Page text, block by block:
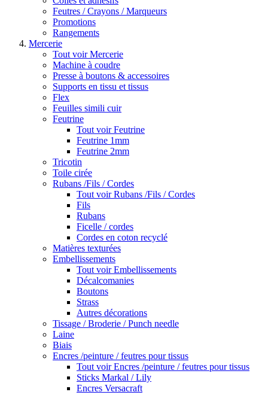
Feutres / Crayons / Marqueurs
Promotions
Rangements
Mercerie
Tout voir Mercerie
Machine à coudre
Presse à boutons & accessoires
Supports en tissu et tissus
Flex
Feuilles simili cuir
Feutrine
Tout voir Feutrine
Feutrine 1mm
Feutrine 2mm
Tricotin
Toile cirée
Rubans /Fils / Cordes
Tout voir Rubans /Fils / Cordes
Fils
Rubans
Ficelle / cordes
Cordes en coton recyclé
Matières texturées
Embellissements
Tout voir Embellissements
Décalcomanies
Boutons
Strass
Autres décorations
Tissage / Broderie / Punch needle
Laine
Biais
Encres /peinture / feutres pour tissus
Tout voir Encres /peinture / feutres pour tissus
Sticks Markal / Lily
Encres Versacraft